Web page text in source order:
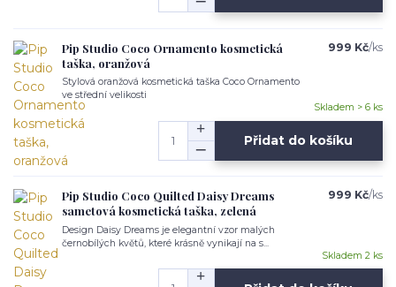
Pip Studio Coco Ornamento kosmetická
taška, oranžová
Stylová oranžová kosmetická taška Coco Ornamento
ve střední velikosti
999 Kč/ks
Skladem > 6 ks
Přidat do košíku
Pip Studio Coco Quilted Daisy Dreams
sametová kosmetická taška, zelená
Design Daisy Dreams je elegantní vzor malých
černobílých květů, které krásně vynikají na s...
999 Kč/ks
Skladem 2 ks